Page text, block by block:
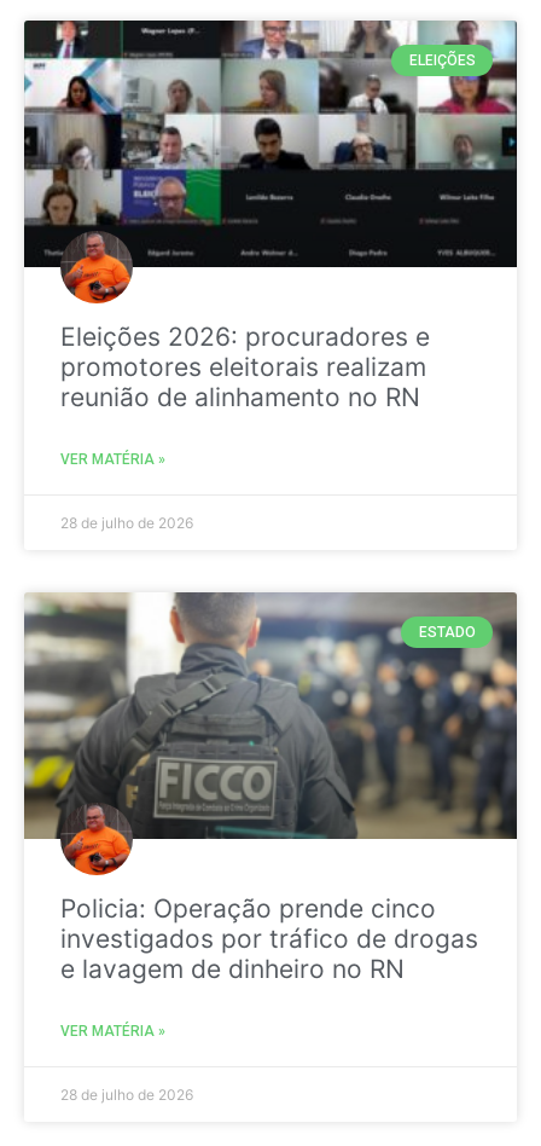
ELEIÇÕES
Eleições 2026: procuradores e
promotores eleitorais realizam
reunião de alinhamento no RN
VER MATÉRIA »
28 de julho de 2026
ESTADO
Policia: Operação prende cinco
investigados por tráfico de drogas
e lavagem de dinheiro no RN
VER MATÉRIA »
28 de julho de 2026